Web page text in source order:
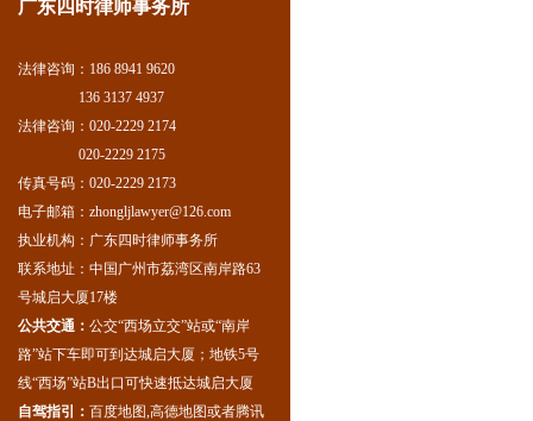
广东四时律师事务所
法律咨询：186 8941 9620
136 3137 4937
法律咨询：020-2229 2174
020-2229 2175
传真号码：020-2229 2173
电子邮箱：zhongljlawyer@126.com
执业机构：广东四时律师事务所
联系地址：中国广州市荔湾区南岸路63
号城启大厦17楼
公共交通： 公交“西场立交”站或“南岸
路”站下车即可到达城启大厦；地铁5号
线“西场”站B出口可快速抵达城启大厦
自驾指引： 百度地图,高德地图或者腾讯